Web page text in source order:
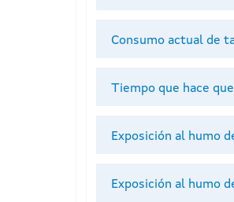
Consumo actual de
Tiempo que hace
Exposición al humo
Exposición al humo